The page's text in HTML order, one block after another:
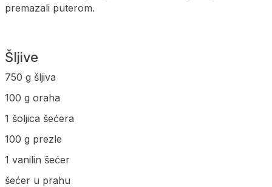
premazali puterom.
Šljive
750 g šljiva
100 g oraha
1 šoljica šećera
100 g prezle
1 vanilin šećer
šećer u prahu